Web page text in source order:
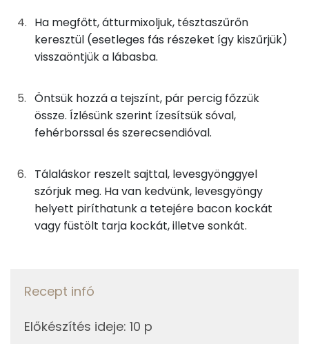
0gsó
0 kcal
0gfehér bors
13g sajt 44 kcal
C vitamin:
Niacin - B3 vitamin:
Lut-zea
Fehérje
Összesen 7.2 g
Ha megfőtt, átturmixoljuk, tésztaszűrőn
keresztül (esetleges fás részeket így kiszűrjük)
visszaöntjük a lábasba.
Öntsük hozzá a tejszínt, pár percig főzzük
össze. Ízlésünk szerint ízesítsük sóval,
fehérborssal és szerecsendióval.
Tálaláskor reszelt sajttal, levesgyönggyel
szórjuk meg. Ha van kedvünk, levesgyöngy
helyett piríthatunk a tetejére bacon kockát
vagy füstölt tarja kockát, illetve sonkát.
Recept infó
Előkészítés ideje: 10 p